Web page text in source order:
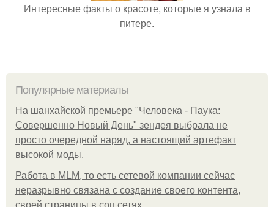
Интересные факты о красоте, которые я узнала в
питере.
Популярные материалы
На шанхайской премьере "Человека - Паука:
Совершенно Новый День" зендея выбрала не
просто очередной наряд, а настоящий артефакт
высокой моды.
Работа в MLM, то есть сетевой компании сейчас
неразрывно связана с создание своего контента,
своей страницы в соц сетях.